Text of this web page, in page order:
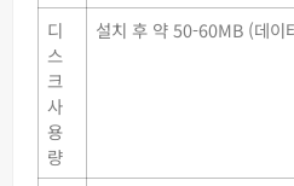
디
스
크
사
용
량
설치 후 약 50-60MB (데이